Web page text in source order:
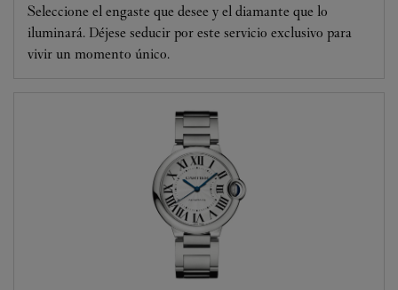
Seleccione el engaste que desee y el diamante que lo
iluminará. Déjese seducir por este servicio exclusivo para
vivir un momento único.